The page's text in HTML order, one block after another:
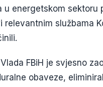
u energetskom sektoru
relevantnim službama
FBiH je svjesno
obaveze,